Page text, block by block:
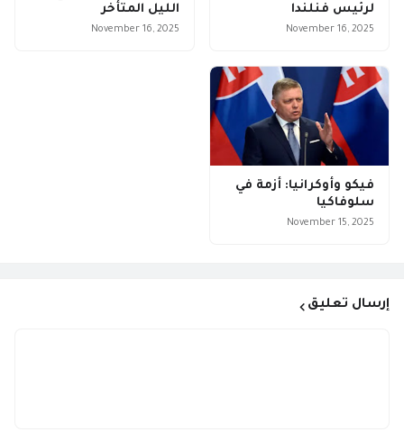
لرئيس فنلندا
November 16, 2025
الليل المتأخر
November 16, 2025
فيكو وأوكرانيا: أزمة في
سلوفاكيا
November 15, 2025
إرسال تعليق